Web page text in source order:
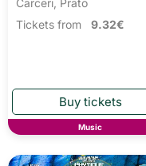
Carceri, Prato
Tickets from 9.32€
Music